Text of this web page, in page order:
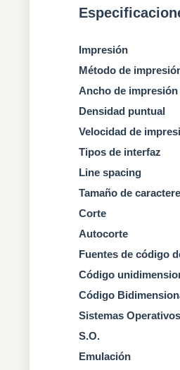
Impresión
Método de
Ancho de impresión
Densidad puntual
Velocidad de
Tipos de interfaz
Line spacing
Tamaño de
Corte
Autocorte
Fuentes de código
Código
Código
Sistemas
S.O.
Emulación